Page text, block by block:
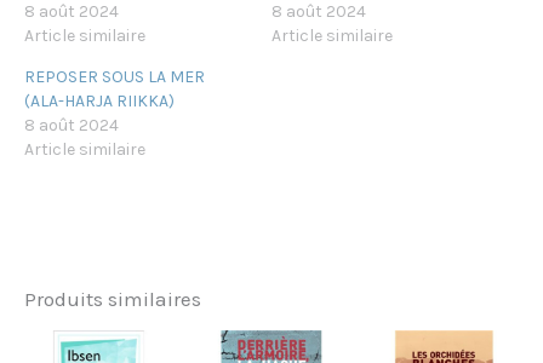
8 août 2024
Article similaire
8 août 2024
Article similaire
REPOSER SOUS LA MER
(ALA-HARJA RIIKKA)
8 août 2024
Article similaire
Produits similaires